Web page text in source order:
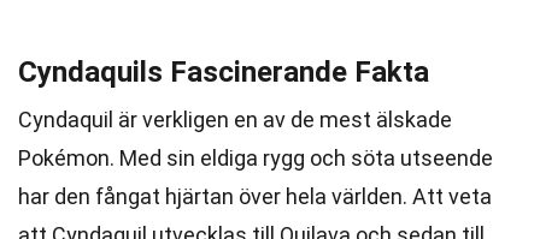
Cyndaquils Fascinerande Fakta
Cyndaquil är verkligen en av de mest älskade
Pokémon. Med sin eldiga rygg och söta utseende
har den fångat hjärtan över hela världen. Att veta